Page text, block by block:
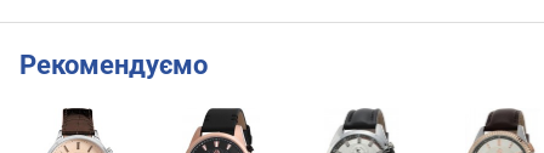
Рекомендуємо